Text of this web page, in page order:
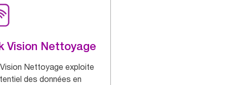
Vision Nettoyage
Nettoyage exploite
des données en